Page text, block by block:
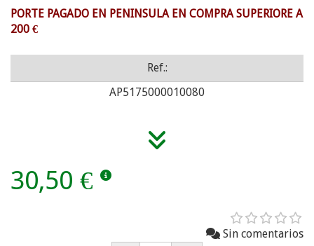
PORTE PAGADO EN PENINSULA EN COMPRA SUPERIORE A
200 €
Ref.:
AP5175000010080
30,50 €
Sin comentarios